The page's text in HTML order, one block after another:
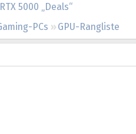
RTX 5000 „Deals“
PCs
GPU-Rangliste